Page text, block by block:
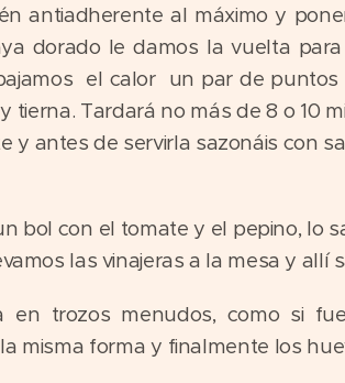
antiadherente al máximo y
dorado le damos la vuelta
el calor un par de
Tardará no más de 8 o 10
y antes de servirla sazonáis con
bol con el tomate y el pepino, lo
las vinajeras a la mesa y allí
en trozos menudos, como si
misma forma y finalmente los